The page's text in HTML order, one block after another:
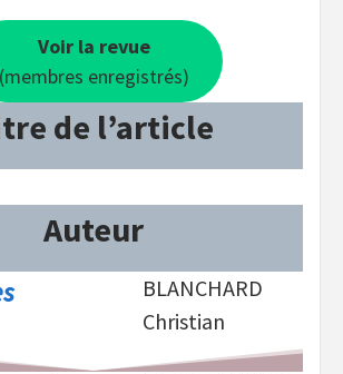
Voir la revue
(membres enregistrés)
de l’article
Auteur
BLANCHARD
Christian